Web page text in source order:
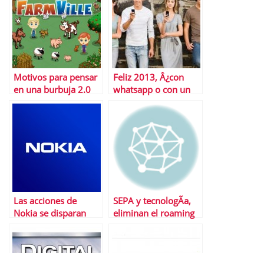
Motivos para pensar
en una burbuja 2.0
Feliz 2013, Â¿con
whatsapp o con un
Las acciones de
Nokia se disparan
parte de Microsoft
SEPA y tecnologÃ­a,
eliminan el roaming